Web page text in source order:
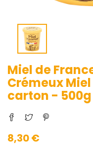
Miel de
Crémeux
carton - 500g
8,30 €